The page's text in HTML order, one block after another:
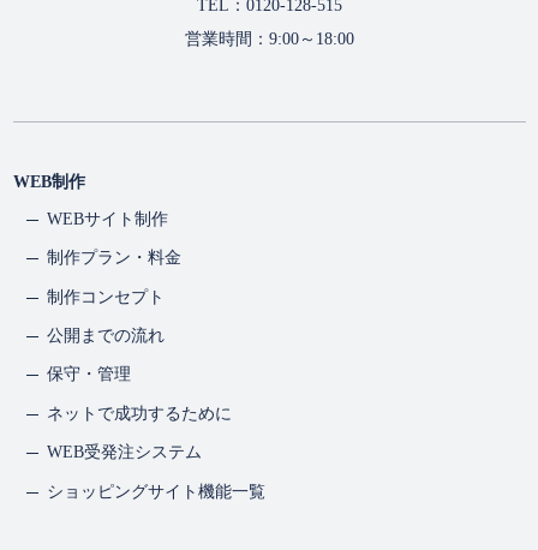
WEB制作
WEBサイト制作
制作プラン・料金
制作コンセプト
公開までの流れ
保守・管理
ネットで成功するために
WEB受発注システム
ショッピングサイト機能一覧
TEL：0120-128-515
営業時間：9:00～18:00